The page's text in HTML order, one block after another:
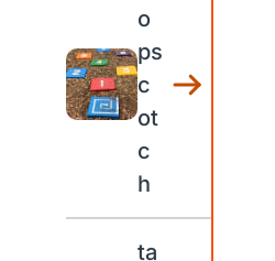
o
ps
c
ot
c
h
ta